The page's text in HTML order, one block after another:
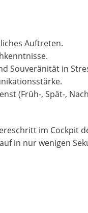
Auftreten.
Souveränität in
(Früh-, Spät-,
im Cockpit
in nur wenigen